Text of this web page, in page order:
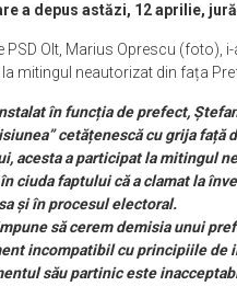
a depus astăzi, 12 aprilie,
PSD Olt, Marius Oprescu (foto),
mitingul neautorizat din fața
în funcția de prefect,
cetățenescă cu grija față
acesta a participat la mitingul
ciuda faptului că a clamat la
și în procesul electoral.
să cerem demisia unui
incompatibil cu principiile
său partinic este